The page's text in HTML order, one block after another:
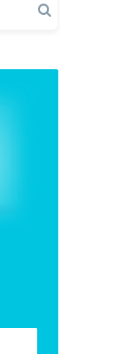
Search